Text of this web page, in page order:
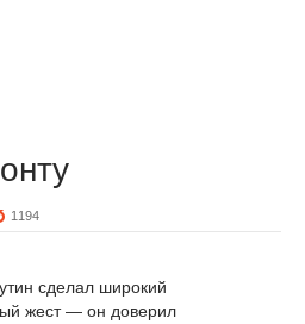
1194
сделал широкий
жест — он доверил